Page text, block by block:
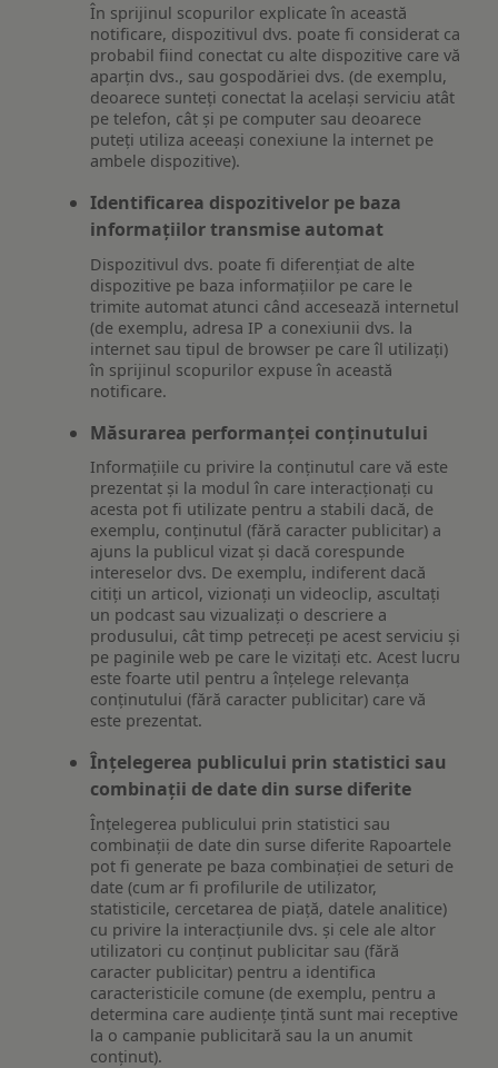
În sprijinul scopurilor explicate în această
notificare, dispozitivul dvs. poate fi considerat ca
probabil fiind conectat cu alte dispozitive care vă
aparțin dvs., sau gospodăriei dvs. (de exemplu,
deoarece sunteți conectat la același serviciu atât
pe telefon, cât și pe computer sau deoarece
puteți utiliza aceeași conexiune la internet pe
ambele dispozitive).
Identificarea dispozitivelor pe baza
informațiilor transmise automat
Dispozitivul dvs. poate fi diferențiat de alte
dispozitive pe baza informațiilor pe care le
trimite automat atunci când accesează internetul
(de exemplu, adresa IP a conexiunii dvs. la
internet sau tipul de browser pe care îl utilizați)
în sprijinul scopurilor expuse în această
notificare.
Măsurarea performanței conținutului
Informațiile cu privire la conținutul care vă este
prezentat și la modul în care interacționați cu
acesta pot fi utilizate pentru a stabili dacă, de
exemplu, conținutul (fără caracter publicitar) a
ajuns la publicul vizat și dacă corespunde
intereselor dvs. De exemplu, indiferent dacă
citiți un articol, vizionați un videoclip, ascultați
un podcast sau vizualizați o descriere a
produsului, cât timp petreceți pe acest serviciu și
pe paginile web pe care le vizitați etc. Acest lucru
este foarte util pentru a înțelege relevanța
conținutului (fără caracter publicitar) care vă
este prezentat.
Înțelegerea publicului prin statistici sau
combinații de date din surse diferite
Înțelegerea publicului prin statistici sau
combinații de date din surse diferite Rapoartele
pot fi generate pe baza combinației de seturi de
date (cum ar fi profilurile de utilizator,
statisticile, cercetarea de piață, datele analitice)
cu privire la interacțiunile dvs. și cele ale altor
utilizatori cu conținut publicitar sau (fără
caracter publicitar) pentru a identifica
caracteristicile comune (de exemplu, pentru a
determina care audiențe țintă sunt mai receptive
la o campanie publicitară sau la un anumit
conținut).